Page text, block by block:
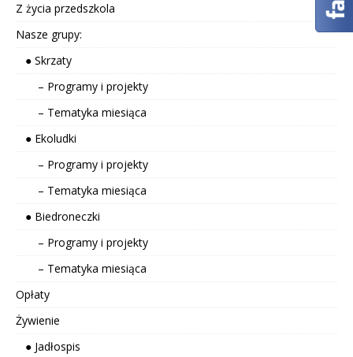
Z życia przedszkola
Nasze grupy:
● Skrzaty
– Programy i projekty
– Tematyka miesiąca
● Ekoludki
– Programy i projekty
– Tematyka miesiąca
● Biedroneczki
– Programy i projekty
– Tematyka miesiąca
Opłaty
Żywienie
● Jadłospis